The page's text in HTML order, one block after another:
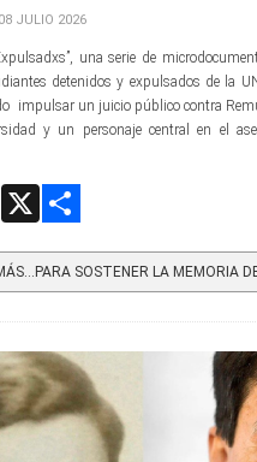
08 JULIO 2026
una serie de
detenidos y expulsados de la
impulsar un juicio público contra
y un personaje central en el
WhatsApp
SOSTENER LA MEMORIA